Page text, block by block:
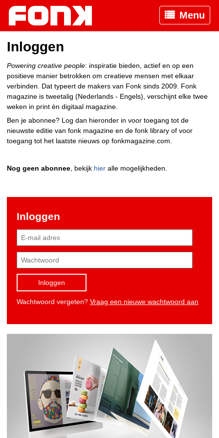
Menu
Inloggen
Powering creative people: inspiratie bieden, actief en op een
positieve manier betrokken om creatieve mensen met elkaar
verbinden. Dat typeert de makers van Fonk sinds 2009. Fonk
magazine is tweetalig (Nederlands - Engels), verschijnt elke twee
weken in print èn digitaal magazine.
Ben je abonnee? Log dan hieronder in voor toegang tot de
nieuwste editie van fonk magazine en de fonk library of voor
toegang tot het laatste nieuws op fonkmagazine.com.
Nog geen abonnee , bekijk hier alle mogelijkheden.
Inloggen
Inloggen
Wachtwoord vergeten? Vraag een nieuwe wachtwoord aan